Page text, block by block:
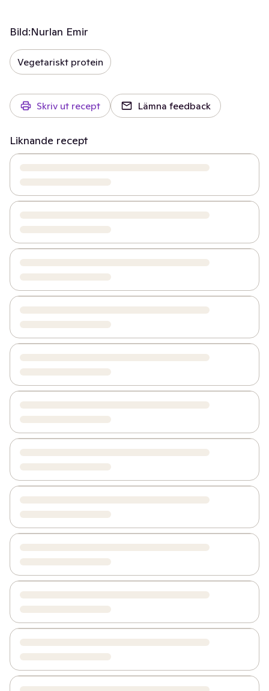
Bild:Nurlan Emir
Vegetariskt protein
Skriv ut recept Lämna feedback
Liknande recept